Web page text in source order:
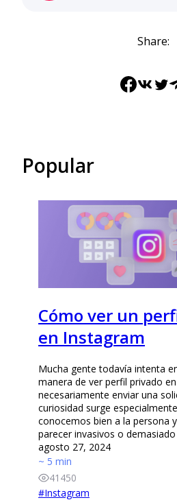
Share:
VK
Popular
Cómo ver un
en Instagram
Mucha gente todavía intenta
manera de ver perfil privado
necesariamente enviar una
curiosidad surge
conocemos bien a la persona
parecer invasivos o
agosto 27, 2024
~ 5 min
41450
#Instagram